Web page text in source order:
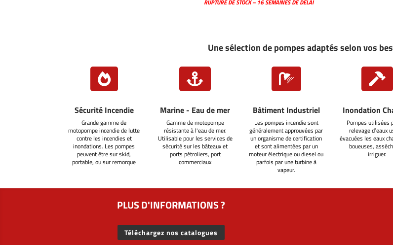
RUPTURE DE STOCK – 16 SEMAINES DE DÉLAI
Une sélection de pompes adaptés selon vos

Sécurité Incendie
Grande gamme de
motopompe incendie de lutte
contre les incendies et
inondations. Les pompes
peuvent être sur skid,
portable, ou sur remorque

Marine - Eau de mer
Gamme de motopompe
résistante à l'eau de mer.
Utilisable pour les services de
sécurité sur les bâteaux et
ports pétroliers, port
commerciaux

Bâtiment Industriel
Les pompes incendie sont
généralement approuvées par
un organisme de certification
et sont alimentées par un
moteur électrique ou diesel ou
parfois par une turbine à
vapeur.

Inondation
Pompes utilisées
relevage d’eaux
évacuées les eaux
boueuses,
irriguer.
PLUS D'INFORMATIONS ?
Téléchargez nos catalogues